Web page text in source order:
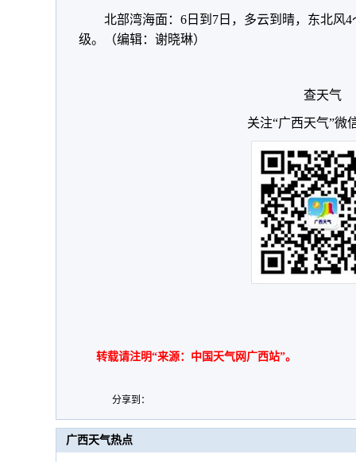
北部湾海面：6日到7日，多云到晴，东北风
级。（编辑：谢晓琳）
查天气
关注“广西天气”微
转载请注明“来源：中国天气网广西站”。
分享到：
广西天气热点